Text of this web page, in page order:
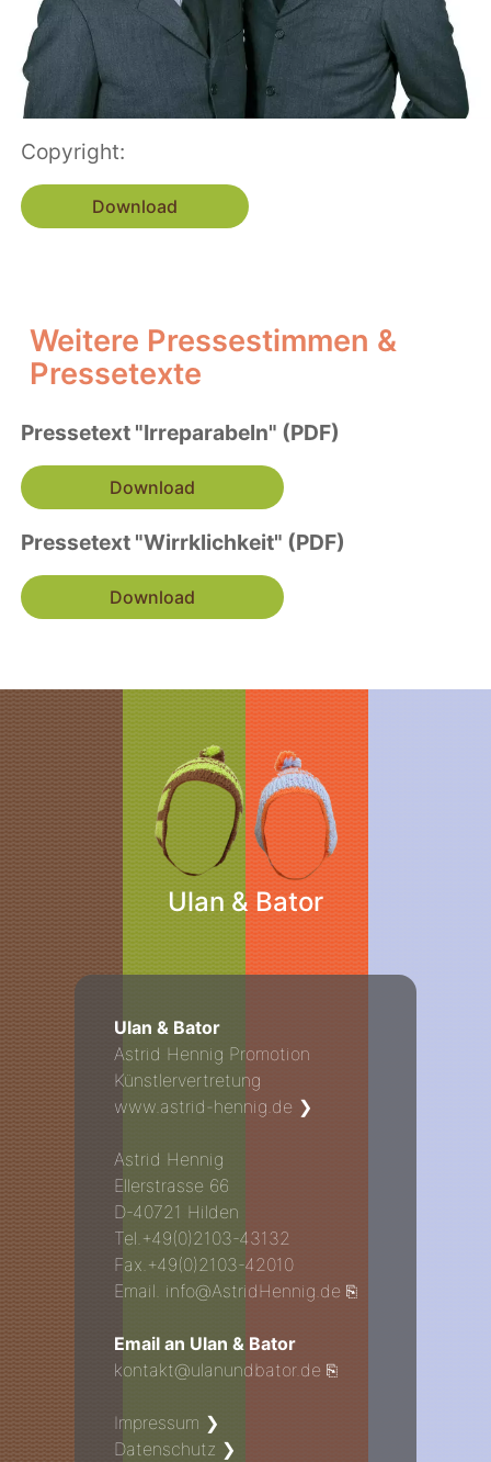
Copyright:
Download
Weitere Pressestimmen &
Pressetexte
Pressetext "Irreparabeln" (PDF)
Download
Pressetext "Wirrklichkeit" (PDF)
Download
Ulan & Bator
Ulan & Bator
Astrid Hennig Promotion
Künstlervertretung
www.astrid-hennig.de
Astrid Hennig
Ellerstrasse 66
D-40721 Hilden
Tel. +49(0)2103-43132
Fax. +49(0)2103-42010
Email.
Email an Ulan & Bator
Impressum
Datenschutz